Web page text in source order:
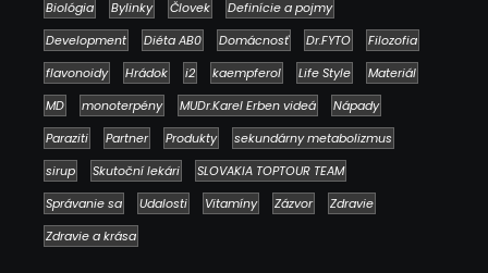
Biológia
Bylinky Človek
Definície a pojmy
Development
Diéta AB0 Domácnosť Dr.FYTO
Filozofia
flavonoidy
Hrádok i2 kaempferol Life Style
Materiál
MD
monoterpény MUDr.Karel Erben videá
Nápady
Paraziti
Partner Produkty
sekundárny metabolizmus
sirup
Skutoční lekári
SLOVAKIA TOPTOUR TEAM
Správanie sa
Udalosti Vitamíny Zázvor
Zdravie
Zdravie a krása